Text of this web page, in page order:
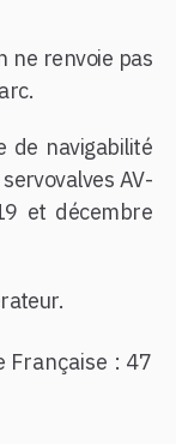
ne renvoie pas
de navigabilité
AV-
et décembre
Française : 47